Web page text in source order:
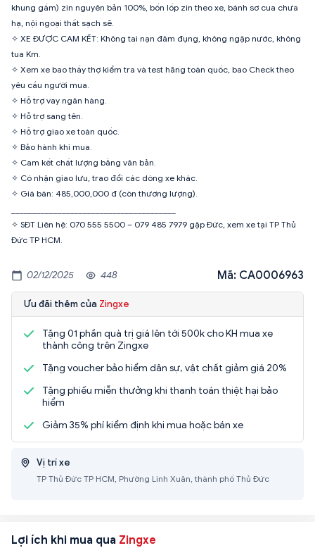
khung gầm) zin nguyên bản 100%, bốn lốp zin theo xe, bánh sơ cua chưa
hạ, nội ngoại thất sạch sẽ.
✧ XE ĐƯỢC CAM KẾT: Không tai nạn đâm đụng, không ngập nước, không
tua Km.
✧ Xem xe bao thầy thợ kiểm tra và test hãng toàn quốc, bao Check theo
yêu cầu người mua.
✧ Hỗ trợ vay ngân hàng.
✧ Hỗ trợ sang tên.
✧ Hỗ trợ giao xe toàn quốc.
✧ Bảo hành khi mua.
✧ Cam kết chất lượng bằng văn bản.
✧ Có nhận giao lưu, trao đổi các dòng xe khác.
✧ Giá bán: 485,000,000 đ (còn thương lượng).
✧ SĐT Liên hệ: 070 555 5500 – 079 485 7979 gặp Đức, xem xe tại TP Thủ
Đức TP HCM.
02/12/2025 448 Mã: CA0006963
Ưu đãi thêm của Zingxe
Tặng 01 phần quà trị giá lên tới 500k cho KH mua xe
thành công trên Zingxe
Tặng voucher bảo hiểm dân sự, vật chất giảm giá 20%
Tặng phiếu miễn thưởng khi thanh toán thiệt hại bảo
hiểm
Giảm 35% phí kiểm định khi mua hoặc bán xe
Vị trí xe
TP Thủ Đức TP HCM, Phường Linh Xuân, thành phố Thủ Đức
Lợi ích khi mua qua Zingxe